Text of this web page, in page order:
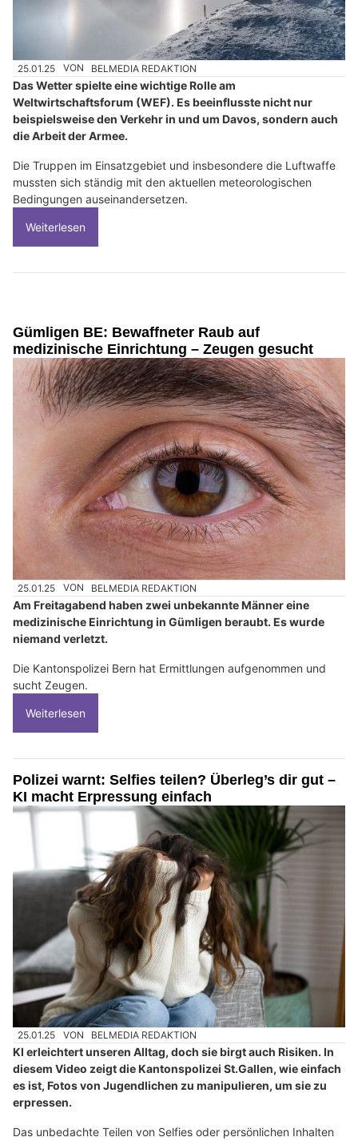
25.01.25 VON BELMEDIA REDAKTION
Das Wetter spielte eine wichtige Rolle am
Weltwirtschaftsforum (WEF). Es beeinflusste nicht nur
beispielsweise den Verkehr in und um Davos, sondern auch
die Arbeit der Armee.
Die Truppen im Einsatzgebiet und insbesondere die Luftwaffe
mussten sich ständig mit den aktuellen meteorologischen
Bedingungen auseinandersetzen.
Weiterlesen
Gümligen BE: Bewaffneter Raub auf
medizinische Einrichtung – Zeugen gesucht
25.01.25 VON BELMEDIA REDAKTION
Am Freitagabend haben zwei unbekannte Männer eine
medizinische Einrichtung in Gümligen beraubt. Es wurde
niemand verletzt.
Die Kantonspolizei Bern hat Ermittlungen aufgenommen und
sucht Zeugen.
Weiterlesen
Polizei warnt: Selfies teilen? Überleg’s dir gut –
KI macht Erpressung einfach
25.01.25 VON BELMEDIA REDAKTION
KI erleichtert unseren Alltag, doch sie birgt auch Risiken. In
diesem Video zeigt die Kantonspolizei St.Gallen, wie einfach
es ist, Fotos von Jugendlichen zu manipulieren, um sie zu
erpressen.
Das unbedachte Teilen von Selfies oder persönlichen Inhalten